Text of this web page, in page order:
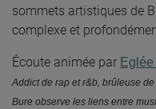
sommets artistiques de
complexe et
Écoute animée par
Addict de rap et r&b, brûleuse
Bure observe les liens entre